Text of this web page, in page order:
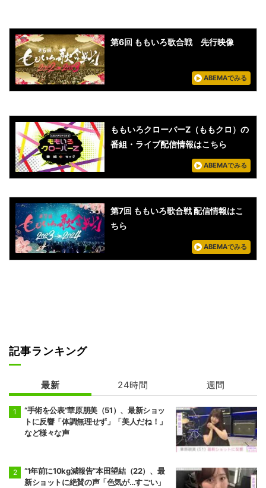
第6回 ももいろ歌合戦 先行映像
ABEMAでみる
ももいろクローバーZ（ももクロ）の
番組・ライブ配信情報はこちら
ABEMAでみる
第7回 ももいろ歌合戦 配信情報はこ
ちら
ABEMAでみる
記事ランキング
最新 24時間 週間
“手術を公表”華原朋美（51）、最新ショッ
トに反響「体調無理せず」「美人だね！」
など様々な声
“1年前に10kg減報告”本田望結（22）、最
新ショットに絶賛の声「色気が…すごい」